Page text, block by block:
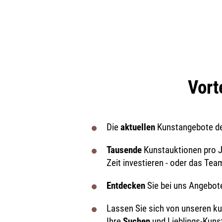
Dieaktuellen Kunstangebote
Tausende Kunstauktionen pro
Zeit investieren - oder das
EntdeckenSie bei uns
Lassen Sie sich von unseren